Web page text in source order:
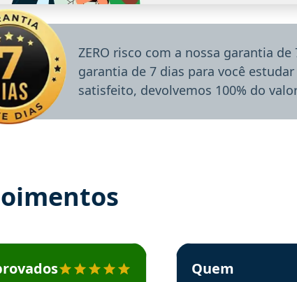
ZERO risco com a nossa garantia
garantia de 7 dias para você
satisfeito, devolvemos 100% do
José recomenda o Aprova Concursos em depoimento
Estudante Sergio
Quem